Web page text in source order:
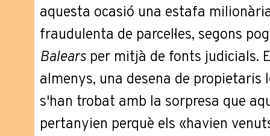
aquesta ocasió una estafa
fraudulenta de parcel·les, segons
Balearsper mitjà de fonts judicials.
almenys, una desena de propietaris
s'han trobat amb la sorpresa que
pertanyien perquè els «havien